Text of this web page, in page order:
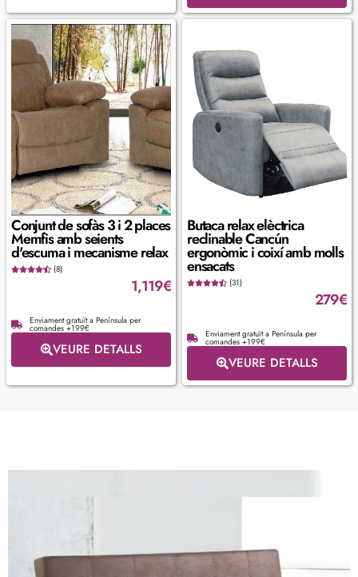
Conjunt de sofàs 3 i 2 places
Memfis amb seients
d'escuma i mecanisme relax
(8)
1,119€
Enviament gratuït a Península per
comandes +199€
VEURE DETALLS
Butaca relax elèctrica
reclinable Cancún
ergonòmic i coixí amb molls
ensacats
(31)
279€
Enviament gratuït a Península per
comandes +199€
VEURE DETALLS